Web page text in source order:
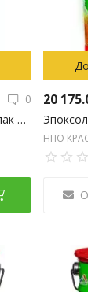
0
Тистром-2MS — полиуретановый лак для бетонных оснований (глянцевый), Тара 20кг
20
НПО